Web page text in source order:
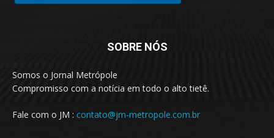
SOBRE NÓS
Somos o Jornal Metrópole
Compromisso com a notícia em todo o alto tietê.
Fale com o JM : contato@jm-metropole.com.br